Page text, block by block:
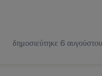
δημοσιεύτηκε 6